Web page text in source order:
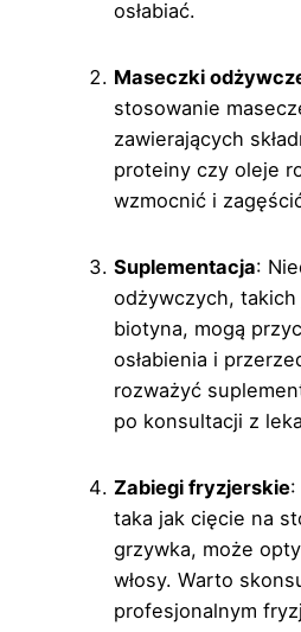
osłabiać.
Maseczki
stosowanie
zawierających
proteiny czy oleje
wzmocnić i
Suplementacja:
odżywczych,
biotyna, mogą
osłabienia i
rozważyć
po konsultacji z
Zabiegi fryzjerskie:
taka jak cięcie na
grzywka, może
włosy. Warto
profesjonalnym